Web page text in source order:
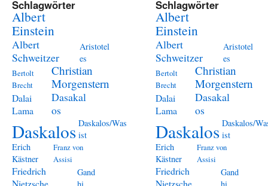
Schlagwörter
Albert
Einstein
Albert
Schweitzer
Aristotel
es
Bertolt
Brecht
Christian
Morgenstern
Dalai
Lama
Dasakal
os
Daskalos Daskalos/Was
ist
Erich
Kästner
Franz von
Assisi
Friedrich
Nietzsche
Gand
Schlagwörter
Albert
Einstein
Albert
Schweitzer
Aristotel
es
Bertolt
Brecht
Christian
Morgenstern
Dalai
Lama
Dasakal
os
Daskalos Daskalos/
ist
Erich
Kästner
Franz von
Assisi
Friedrich
Nietzsche
Gand